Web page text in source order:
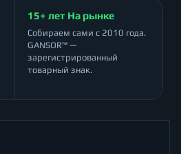
15+ лет На рынке
Собираем сами с 2010 года.
GANSOR™ —
зарегистрированный
товарный знак.